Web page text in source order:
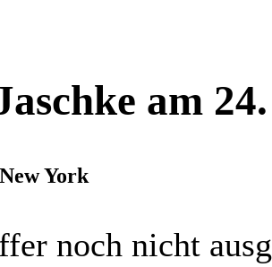
am
York
noch nicht